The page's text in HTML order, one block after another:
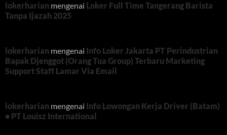
lokerharian mengenai Loker Full Time Tangerang Barista
Tanpa Ijazah 2025
lokerharian mengenai Info Loker Jakarta PT Perindustrian
Bapak Djenggot (Orang Tua Group) Terbaru Marketing
Support Staff Lamar Via Email
lokerharian mengenai Info Lowongan Kerja Driver (Batam)
• PT Louisz International